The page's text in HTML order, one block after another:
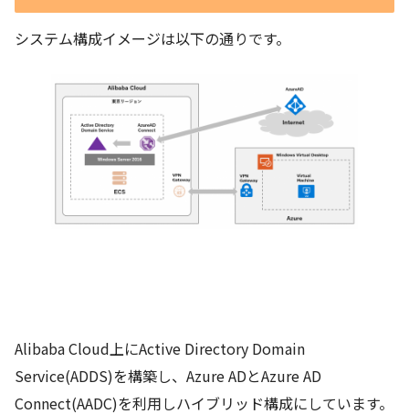
システム構成イメージは以下の通りです。
Alibaba Cloud上にActive Directory Domain
Service(ADDS)を構築し、Azure ADとAzure AD
Connect(AADC)を利用しハイブリッド構成にしています。